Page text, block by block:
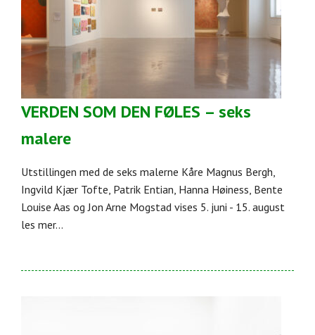
VERDEN SOM DEN FØLES – seks
malere
Utstillingen med de seks malerne Kåre Magnus Bergh,
Ingvild Kjær Tofte, Patrik Entian, Hanna Høiness, Bente
Louise Aas og Jon Arne Mogstad vises 5. juni - 15. august
les mer...